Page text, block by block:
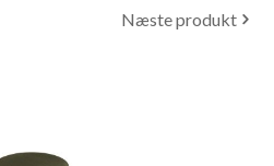
Næste produkt